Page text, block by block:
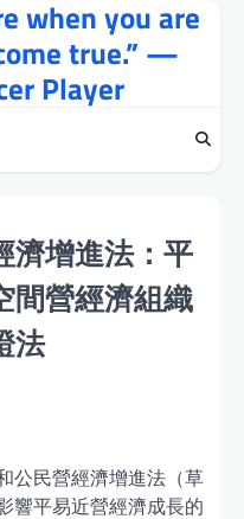
when you are
true.” —
Player
濟增進法：平
間營經濟組織
法
公民營經濟增進法（草
響平易近營經濟成長的